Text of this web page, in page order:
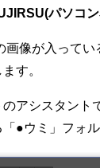
パソコ
画像が入ってい
す。
アシスタント
●ウミ」フォ